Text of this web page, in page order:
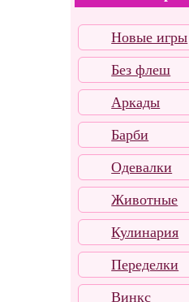
Новые игры
Без флеш
Аркады
Барби
Одевалки
Животные
Кулинария
Переделки
Винкс